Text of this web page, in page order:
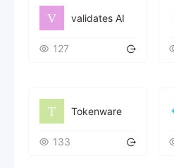
validates AI
127
Tokenware
133